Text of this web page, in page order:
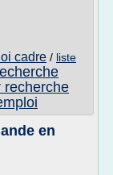
cadre / liste
recherche
en